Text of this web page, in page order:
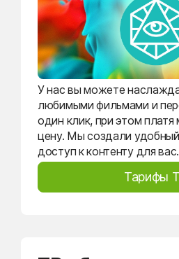
У нас вы можете
любимыми фильмами и
один клик, при этом
цену. Мы создали
доступ к контенту для вас.
Тарифы